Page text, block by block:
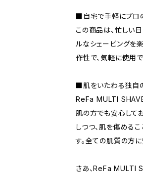
■自宅で手軽にプロ
この商品は、忙しい
ルなシェービングを
作性で、気軽に使用
■肌をいたわる独自
ReFa MULTI
肌の方でも安心して
しつつ、肌を傷める
す。全ての肌質の方
さあ、ReFa MULTI